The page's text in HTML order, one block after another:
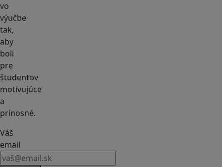
vo
výučbe
tak,
aby
boli
pre
študentov
motivujúce
a
prínosné.
Váš
email